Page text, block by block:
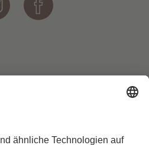
Laufenden.